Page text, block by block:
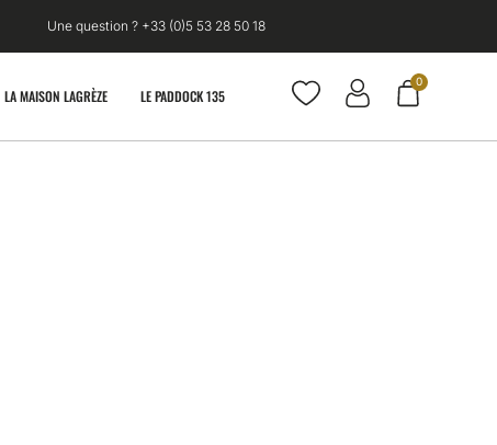
Une question ? +33 (0)5 53 28 50 18
LA MAISON LAGRÈZE LE PADDOCK 135
0